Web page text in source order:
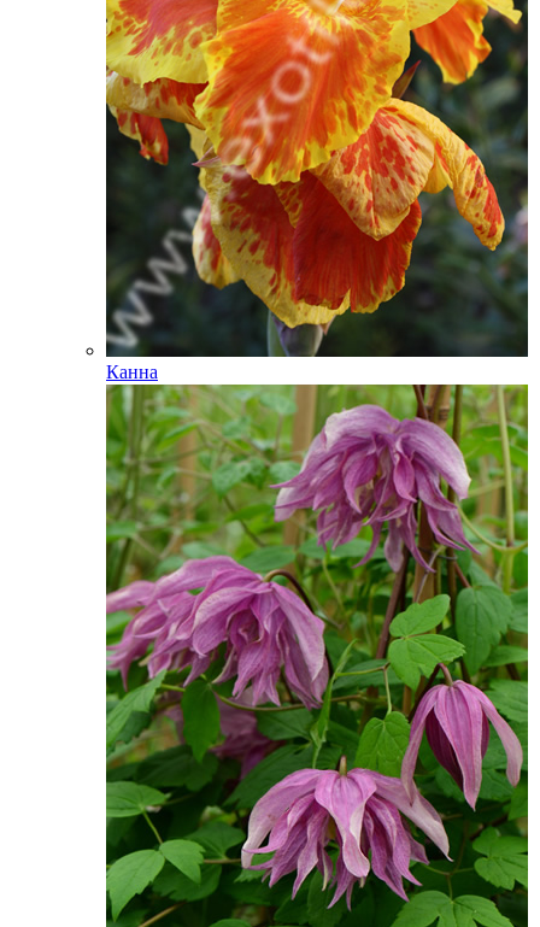
Канна